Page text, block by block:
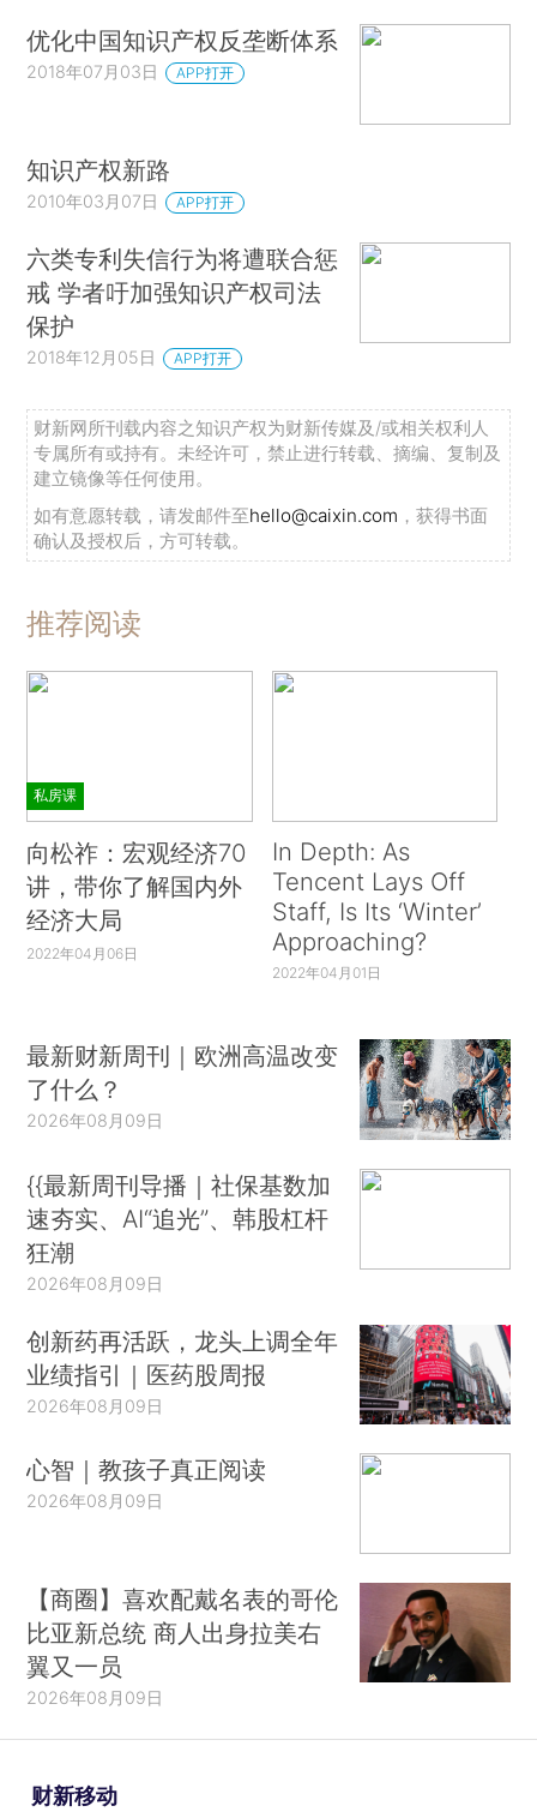
优化中国知识产权反垄断体系
2018年07月03日 APP打开
知识产权新路
2010年03月07日 APP打开
六类专利失信行为将遭联合惩
戒 学者吁加强知识产权司法
保护
2018年12月05日 APP打开
财新网所刊载内容之知识产权为财新传媒及/或相关权利人
专属所有或持有。未经许可，禁止进行转载、摘编、复制及
建立镜像等任何使用。
如有意愿转载，请发邮件至hello@caixin.com ，获得书面
确认及授权后，方可转载。
推荐阅读
私房课
向松祚：宏观经济70
讲，带你了解国内外
经济大局
2022年04月06日
In Depth: As
Tencent Lays Off
Staff, Is Its ‘Winter’
Approaching?
2022年04月01日
最新财新周刊｜欧洲高温改变
了什么？
2026年08月09日
{{最新周刊导播｜社保基数加
速夯实、AI“追光”、韩股杠杆
狂潮
2026年08月09日
创新药再活跃，龙头上调全年
业绩指引｜医药股周报
2026年08月09日
心智｜教孩子真正阅读
2026年08月09日
【商圈】喜欢配戴名表的哥伦
比亚新总统 商人出身拉美右
翼又一员
2026年08月09日
财新移动